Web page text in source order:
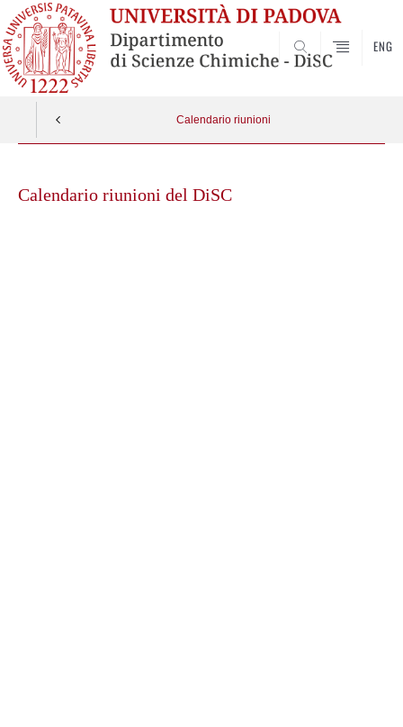
SEARCH
ENG
Calendario riunioni
contentCalendario riunioni del DiSC